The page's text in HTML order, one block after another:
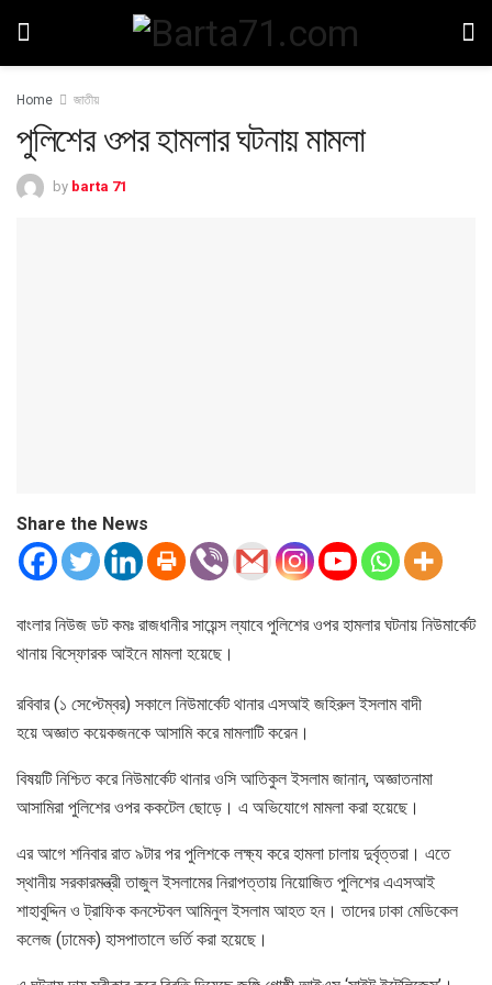
Home জাতীয়
পুলিশের ওপর হামলার ঘটনায় মামলা
by barta 71
Share the News
বাংলার নিউজ ডট কমঃ রাজধানীর সায়েন্স ল্যাবে পুলিশের ওপর হামলার ঘটনায় নিউমার্কেট
থানায় বিস্ফোরক আইনে মামলা হয়েছে।
রবিবার (১ সেপ্টেম্বর) সকালে নিউমার্কেট থানার এসআই জহিরুল ইসলাম বাদী
হয়ে অজ্ঞাত কয়েকজনকে আসামি করে মামলাটি করেন।
বিষয়টি নিশ্চিত করে নিউমার্কেট থানার ওসি আতিকুল ইসলাম জানান, অজ্ঞাতনামা
আসামিরা পুলিশের ওপর ককটেল ছোড়ে। এ অভিযোগে মামলা করা হয়েছে।
এর আগে শনিবার রাত ৯টার পর পুলিশকে লক্ষ্য করে হামলা চালায় দুর্বৃত্তরা। এতে
স্থানীয় সরকারমন্ত্রী তাজুল ইসলামের নিরাপত্তায় নিয়োজিত পুলিশের এএসআই
শাহাবুদ্দিন ও ট্রাফিক কনস্টেবল আমিনুল ইসলাম আহত হন। তাদের ঢাকা মেডিকেল
কলেজ (ঢামেক) হাসপাতালে ভর্তি করা হয়েছে।